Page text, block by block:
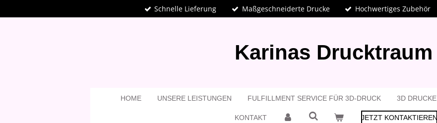
Hauptinhalt
Schnelle Lieferung Maßgeschneiderte Drucke Hochwertiges Zubehör
Karinas Drucktraum
HOME UNSERE LEISTUNGEN FULFILLMENT SERVICE FÜR 3D-DRUCK 3D DRUCKE
KONTAKT JETZT KONTAKTIEREN